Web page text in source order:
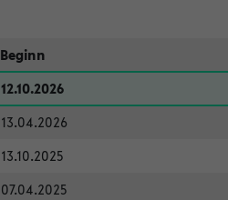
Beginn
12.10.2026
13.04.2026
13.10.2025
07.04.2025